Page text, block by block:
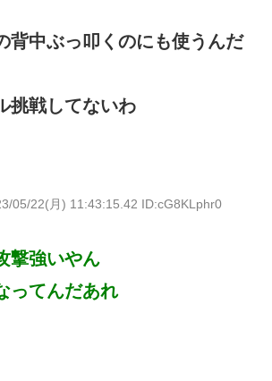
背中ぶっ叩くのにも使うんだ
挑戦してないわ
05/22(月) 11:43:15.42 ID:cG8KLphr0
撃強いやん
ってんだあれ